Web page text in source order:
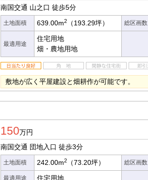
南国交通 山之口 徒歩5分
土地面積 639.00m2 （193.29坪） 総区画数
最適用途
住宅用地
畑・農地用地
敷地が広く平屋建設と畑耕作が可能です。
150万円
南国交通 団地入口 徒歩3分
土地面積 242.00m2 （73.20坪） 総区画数
最適用途 住宅用地